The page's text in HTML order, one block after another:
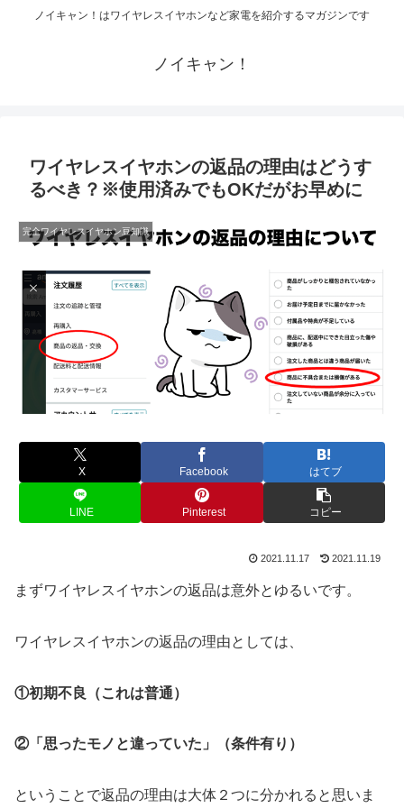
ノイキャン！はワイヤレスイヤホンなど家電を紹介するマガジンです
ノイキャン！
ワイヤレスイヤホンの返品の理由はどうす
るべき？※使用済みでもOKだがお早めに
完全ワイヤレスイヤホン豆知識
X Facebook はてブ
LINE Pinterest コピー
2021.11.17 2021.11.19
まずワイヤレスイヤホンの返品は意外とゆるいです。
ワイヤレスイヤホンの返品の理由としては、
①初期不良（これは普通）
②「思ったモノと違っていた」（条件有り）
ということで返品の理由は大体２つに分かれると思いま